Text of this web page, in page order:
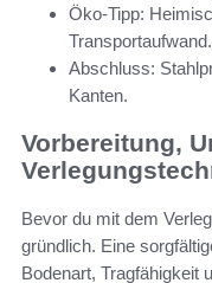
Öko-Tipp:
Transportaufwand.
Abschluss:
Kanten.
Vorbereitung,
Bevor du mit dem
gründlich. Eine
Bodenart, Tragfähigkeit